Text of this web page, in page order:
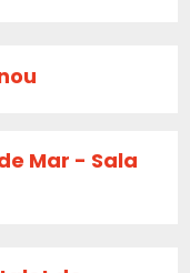
Mar - Sala